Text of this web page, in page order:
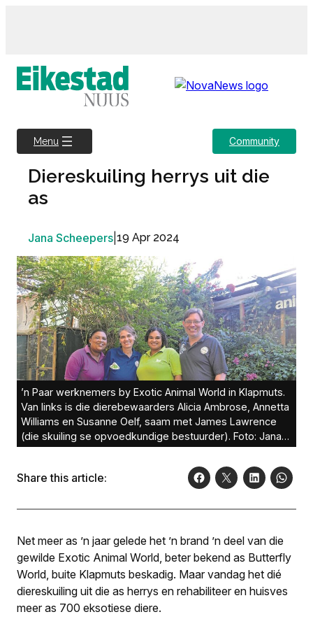
Menu Community
Diereskuiling herrys uit die
as
Jana Scheepers 19 Apr 2024
’n Paar werknemers by Exotic Animal World in Klapmuts.
Van links is die dierebewaarders Alicia Ambrose, Annetta
Williams en Susanne Oelf, saam met James Lawrence
(die skuiling se opvoedkundige bestuurder). Foto: Jana
Scheepers
Share this article:
Net meer as ’n jaar gelede het ’n brand ’n deel van die
gewilde Exotic Animal World, beter bekend as Butterfly
World, buite Klapmuts beskadig. Maar vandag het dié
diereskuiling uit die as herrys en rehabiliteer en huisves
meer as 700 eksotiese diere.